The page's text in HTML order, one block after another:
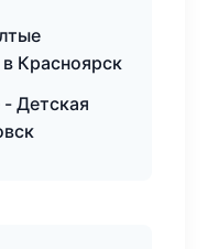
Красноярск
Детская